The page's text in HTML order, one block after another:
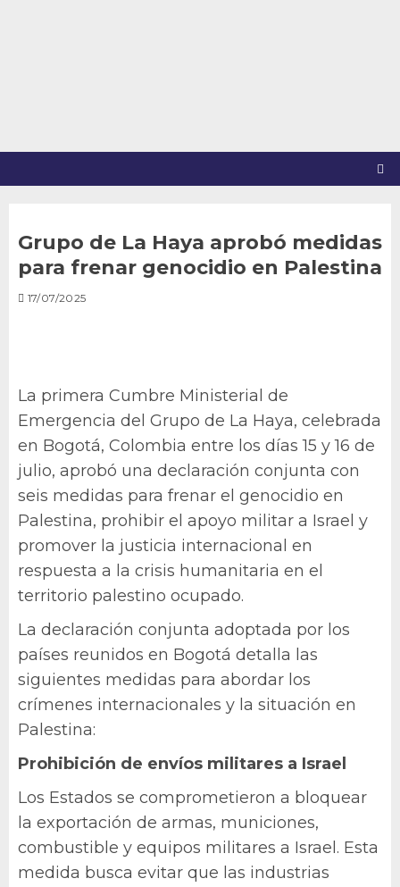
Grupo de La Haya aprobó medidas
para frenar genocidio en Palestina
17/07/2025
La primera Cumbre Ministerial de
Emergencia del Grupo de La Haya, celebrada
en Bogotá, Colombia entre los días 15 y 16 de
julio, aprobó una declaración conjunta con
seis medidas para frenar el genocidio en
Palestina, prohibir el apoyo militar a Israel y
promover la justicia internacional en
respuesta a la crisis humanitaria en el
territorio palestino ocupado.
La declaración conjunta adoptada por los
países reunidos en Bogotá detalla las
siguientes medidas para abordar los
crímenes internacionales y la situación en
Palestina:
Prohibición de envíos militares a Israel
Los Estados se comprometieron a bloquear
la exportación de armas, municiones,
combustible y equipos militares a Israel. Esta
medida busca evitar que las industrias